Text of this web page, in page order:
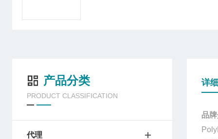
产品分类
PRODUCT CLASSIFICATION
代理
详
品